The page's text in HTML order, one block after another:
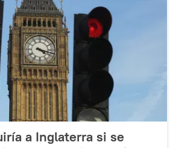
a Inglaterra si se